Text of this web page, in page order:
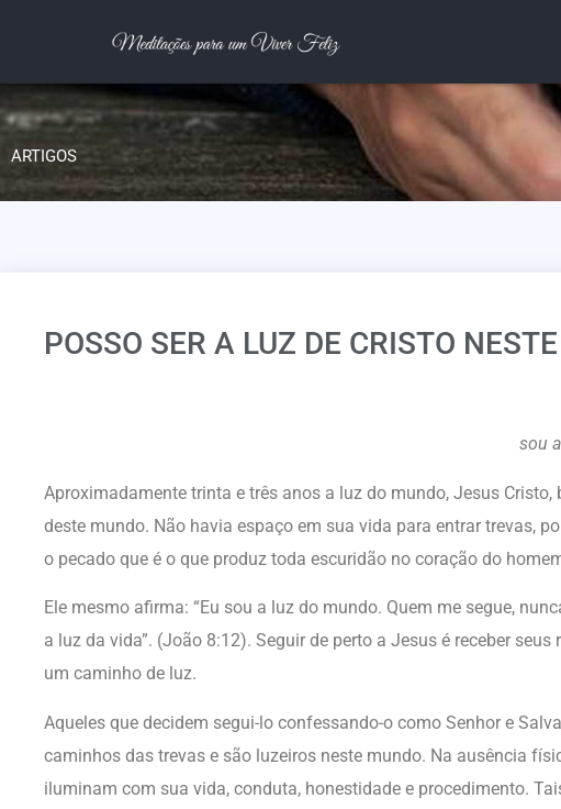
ARTIGOS
POSSO SER A LUZ DE CRISTO
sou
Aproximadamente trinta e três anos a luz do mundo, Jesus
deste mundo. Não havia espaço em sua vida para entrar trevas,
o pecado que é o que produz toda escuridão no coração do
Ele mesmo afirma: “Eu sou a luz do mundo. Quem me segue,
a luz da vida”. (João 8:12). Seguir de perto a Jesus é receber
um caminho de luz.
Aqueles que decidem segui-lo confessando-o como Senhor e
caminhos das trevas e são luzeiros neste mundo. Na ausência
iluminam com sua vida, conduta, honestidade e procedimento.